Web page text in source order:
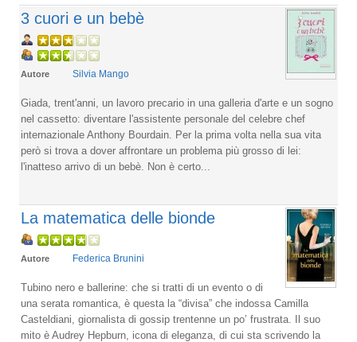
3 cuori e un bebè
Autore Silvia Mango
Giada, trent'anni, un lavoro precario in una galleria d'arte e un sogno
nel cassetto: diventare l'assistente personale del celebre chef
internazionale Anthony Bourdain. Per la prima volta nella sua vita
però si trova a dover affrontare un problema più grosso di lei:
l'inatteso arrivo di un bebè. Non è certo...
La matematica delle bionde
Autore Federica Brunini
Tubino nero e ballerine: che si tratti di un evento o di
una serata romantica, è questa la “divisa” che indossa Camilla
Casteldiani, giornalista di gossip trentenne un po’ frustrata. Il suo
mito è Audrey Hepburn, icona di eleganza, di cui sta scrivendo la